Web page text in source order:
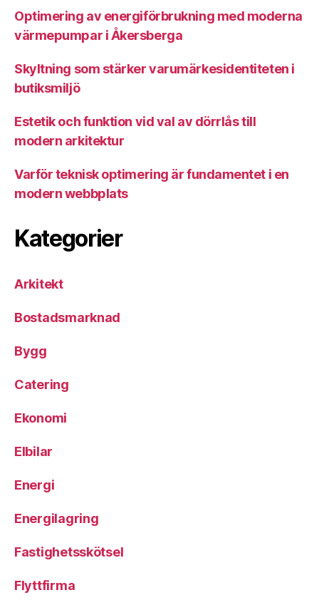
Optimering av energiförbrukning med moderna
värmepumpar i Åkersberga
Skyltning som stärker varumärkesidentiteten i
butiksmiljö
Estetik och funktion vid val av dörrlås till
modern arkitektur
Varför teknisk optimering är fundamentet i en
modern webbplats
Kategorier
Arkitekt
Bostadsmarknad
Bygg
Catering
Ekonomi
Elbilar
Energi
Energilagring
Fastighetsskötsel
Flyttfirma